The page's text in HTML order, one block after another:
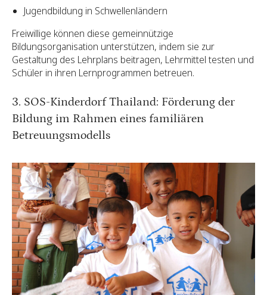
Jugendbildung in Schwellenländern
Freiwillige können diese gemeinnützige
Bildungsorganisation unterstützen, indem sie zur
Gestaltung des Lehrplans beitragen, Lehrmittel testen und
Schüler in ihren Lernprogrammen betreuen.
3. SOS-Kinderdorf Thailand: Förderung der
Bildung im Rahmen eines familiären
Betreuungsmodells